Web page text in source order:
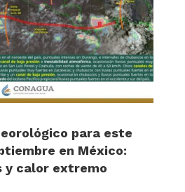
para este
en México:
y calor extremo